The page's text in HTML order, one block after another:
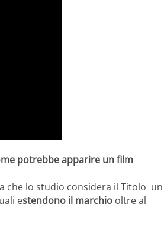
potrebbe apparire un film
che lo studio considera il Titolo un
estendono il marchio oltre al